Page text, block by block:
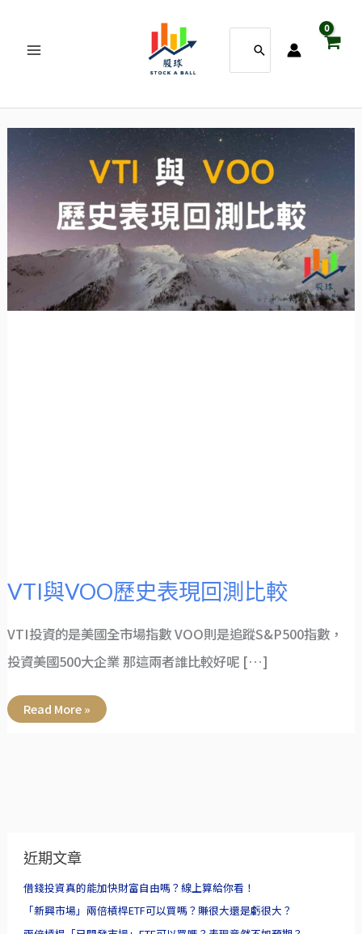
內
容
尋：
VTI與VOO歷史表現回測比較
VTI投資的是美國全市場指數 VOO則是追蹤S&P500指數，
投資美國500大企業 那這兩者誰比較好呢 […]
VTI
VOO
史
Read More »
近期文章
借錢投資真的能加快財富自由嗎？線上算給你看！
「新興市場」兩倍槓桿ETF可以買嗎？賺很大還是虧很大？